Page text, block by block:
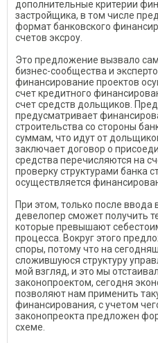
дополнительные критерии
застройщика, в том числе
формат банковского
счетов эксроу.
Это предложение вызвало
бизнес-сообщества и
финансирование проектов
счет кредитного
счет средств дольщиков.
предусматривает
строительства со стороны
суммам, что идут от
заключает договор о
средства перечисляются на
проверку структурами банка
осуществляется
При этом, только после ввода
девелопер сможет получить
которые превышают
процесса. Вокруг этого
споры, потому что на
сложившуюся структуру
мой взгляд, и это мы
законопроектом, сегодня
позволяют нам применить
финансирования, с учетом
законопреокта предложен
схеме.